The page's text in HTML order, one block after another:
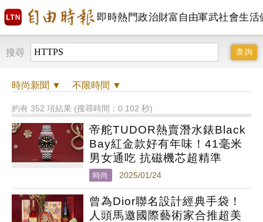
即時熱門政治財富自由軍武社會生活
搜尋
時尚新聞 ▼ 不限時間 ▼
約有 352 項結果 (搜尋時間：0.102 秒)
帝舵TUDOR熱賣潛水錶Black
Bay紅金款好有年味！41毫米
男女通吃 抗磁機芯超精準
時尚 2025/01/24
曾為Dior聯名設計經典手袋！
人頭馬邀國際藝術家合推超美